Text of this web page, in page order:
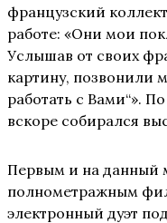
французский
работе: «Они мои
Услышав от своих
картину, позвонили
работать с Вами“».
вскоре собирался
Первым и на данный
полнометражным
электронный дуэт